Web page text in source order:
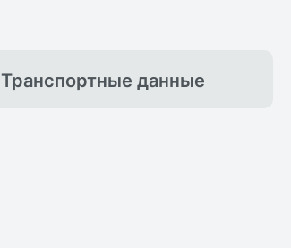
Транспортные данные